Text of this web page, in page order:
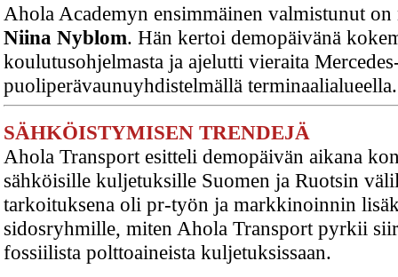
Ahola Academyn ensimmäinen valmistunut on
Niina Nyblom. Hän kertoi demopäivänä
koulutusohjelmasta ja ajelutti vieraita
puoliperävaunuyhdistelmällä terminaalialueella.
SÄHKÖISTYMISEN TRENDEJÄ
Ahola Transport esitteli demopäivän aikana
sähköisille kuljetuksille Suomen ja Ruotsin
tarkoituksena oli pr-työn ja markkinoinnin
sidosryhmille, miten Ahola Transport pyrkii
fossiilista polttoaineista kuljetuksissaan.